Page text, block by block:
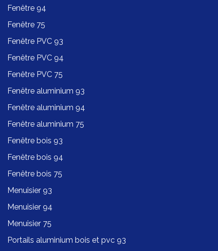
Fenêtre 94
Fenêtre 75
Fenêtre PVC 93
Fenêtre PVC 94
Fenêtre PVC 75
Fenêtre aluminium 93
Fenêtre aluminium 94
Fenêtre aluminium 75
Fenêtre bois 93
Fenêtre bois 94
Fenêtre bois 75
Menuisier 93
Menuisier 94
Menuisier 75
Portails aluminium bois et pvc 93